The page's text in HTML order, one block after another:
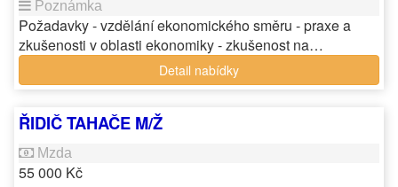
Požadavky - vzdělání ekonomického směru - praxe a
zkušenosti v oblasti ekonomiky - zkušenost na…
Detail nabídky
ŘIDIČ TAHAČE M/Ž
55 000 Kč